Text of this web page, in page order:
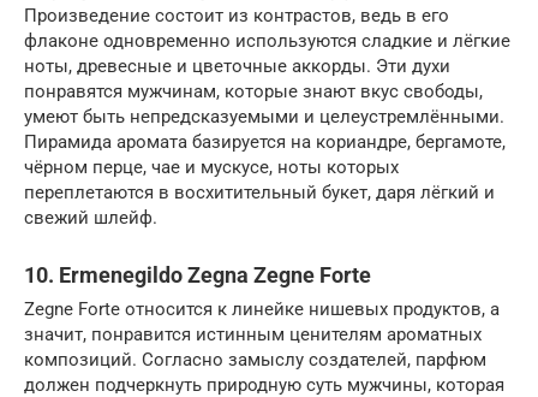
Произведение состоит из контрастов, ведь в его
флаконе одновременно используются сладкие и лёгкие
ноты, древесные и цветочные аккорды. Эти духи
понравятся мужчинам, которые знают вкус свободы,
умеют быть непредсказуемыми и целеустремлёнными.
Пирамида аромата базируется на кориандре, бергамоте,
чёрном перце, чае и мускусе, ноты которых
переплетаются в восхитительный букет, даря лёгкий и
свежий шлейф.
10. Ermenegildo Zegna Zegne Forte
Zegne Forte относится к линейке нишевых продуктов, а
значит, понравится истинным ценителям ароматных
композиций. Согласно замыслу создателей, парфюм
должен подчеркнуть природную суть мужчины, которая